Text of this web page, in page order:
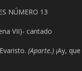
NÚMERO 13
VII)- cantado
(Aparte.) ¡Ay,